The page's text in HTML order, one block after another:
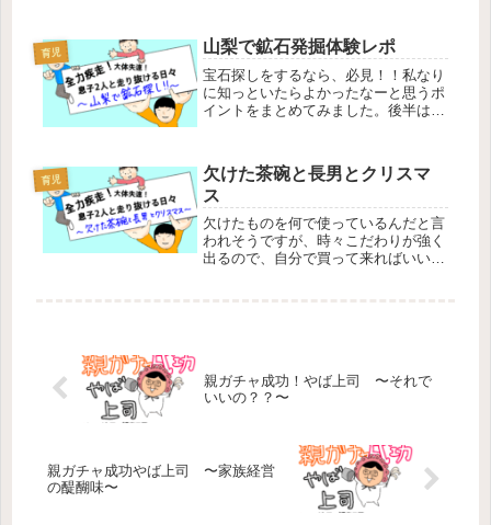
はじまったこの儀式、今ではガッチリ
定着しています。なぜガッチリ定着し
た...
育児 山梨で鉱石発掘体験レポ
宝石探しをするなら、必見！！私なり
に知っといたらよかったなーと思うポ
イントをまとめてみました。後半は簡
0036 山梨県笛吹市石和町窪中島122-1
〒401-0301 山梨...
育児
欠けた茶碗と長男とクリスマ
ス
欠けたものを何で使っているんだと言
われそうですが、時々こだわりが強く
出るので、自分で買って来ればいいと
親ガチャ成功！やば上司 〜それで
いいの？？〜
親ガチャ成功やば上司 〜家族経営
の醍醐味〜